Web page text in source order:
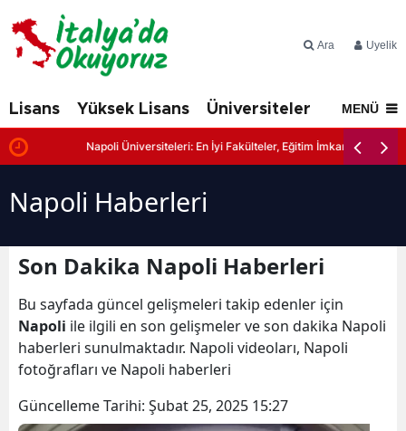
Ara Üyelik
Lisans Yüksek Lisans Üniversiteler İtalya'da
MENÜ
Napoli Üniversiteleri: En İyi Fakülteler, Eğitim İmkanları ve
Napoli Haberleri
Son Dakika Napoli Haberleri
Bu sayfada güncel gelişmeleri takip edenler için
Napoli ile ilgili en son gelişmeler ve son dakika Napoli
haberleri sunulmaktadır. Napoli videoları, Napoli
fotoğrafları ve Napoli haberleri
Güncelleme Tarihi: Şubat 25, 2025 15:27